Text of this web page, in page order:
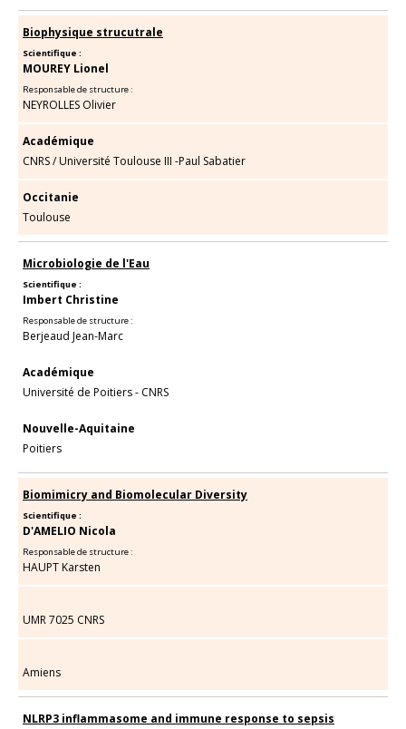
Biophysique strucutrale
Scientifique :
MOUREY Lionel
Responsable de structure :
NEYROLLES Olivier
Académique
CNRS/Université Toulouse III -Paul Sabatier
Occitanie
Toulouse
Microbiologie de l'Eau
Scientifique :
Imbert Christine
Responsable de structure :
Berjeaud Jean-Marc
Académique
Université de Poitiers - CNRS
Nouvelle-Aquitaine
Poitiers
Biomimicry and Biomolecular Diversity
Scientifique :
D'AMELIO Nicola
Responsable de structure :
HAUPT Karsten
UMR 7025 CNRS
Amiens
NLRP3 inflammasome and immune response to sepsis